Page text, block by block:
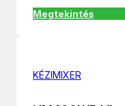
Megtekintés
KÉZIMIXER